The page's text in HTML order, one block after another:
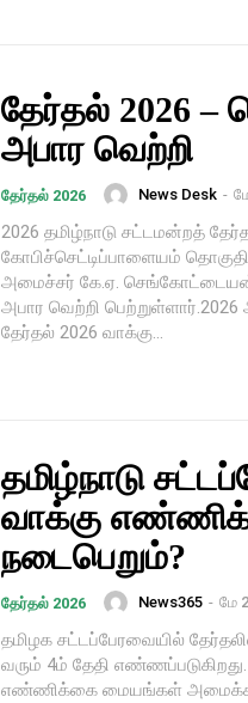
தேர்தல் 2026
அபார வெற்றி
தேர்தல் 2026 News Desk -
2026 தமிழ்நாடு சட்டமன்றத்
கோபிச்செட்டிப்பாளையம்
அமைச்சர் கே.ஏ.
அபார வெற்றி
தேர்தல் 2026 வாக்கு...
தமிழ்நாடு
வாக்கு
நடைபெறும்?
தேர்தல் 2026 News365 - மே
தமிழக சட்டப்பேரவையில்
வரும் 4ம் தேதி
எண்ணிக்கை மையங்கள்